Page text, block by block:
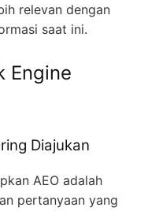
relevan dengan
saat ini.
Engine
Diajukan
AEO adalah
pertanyaan yang